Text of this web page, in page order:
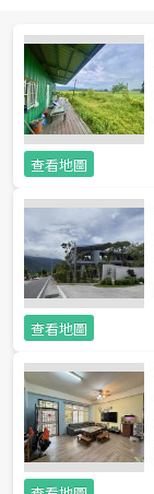
基隆市
新北市
宜蘭縣
新竹市
新竹縣
台中市
彰化縣
南投縣
類型(可複選)
不拘
別墅
農舍
廠辦
坪數
查看地圖
查看地圖